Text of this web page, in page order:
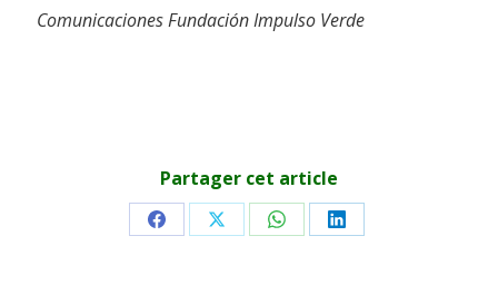
Comunicaciones Fundación Impulso Verde
Partager cet article
Share Share Share Share